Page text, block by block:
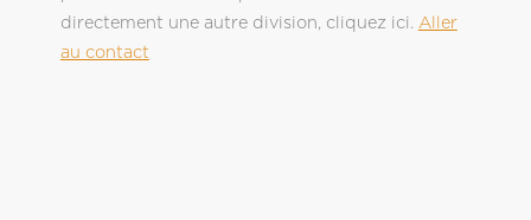
directement une autre division, cliquez ici. Aller
au contact